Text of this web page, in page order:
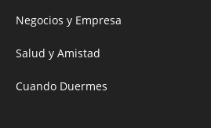
Negocios y Empresa
Salud y Amistad
Cuando Duermes